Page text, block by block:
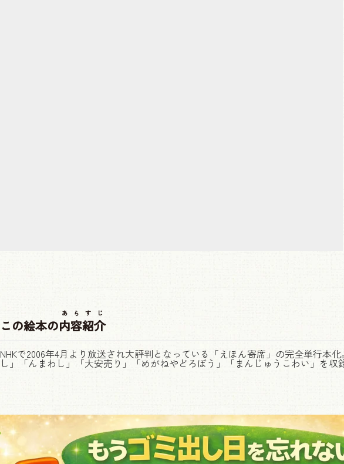
この絵本の内容紹介
あらすじ
NHKで2006年4月より放送され大評判となっている「えほん寄席」の完全単行本
し」「んまわし」「大安売り」「めがねやどろぼう」「まんじゅうこわい」を収